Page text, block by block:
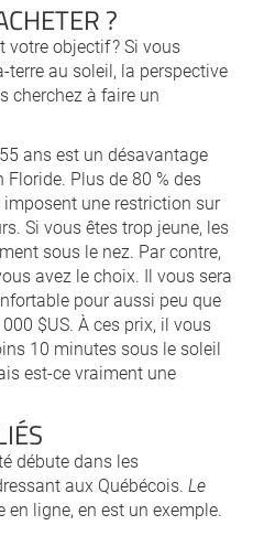
?
votre objectif ? Si vous
au soleil, la perspective
cherchez à faire un
ans est un désavantage
Floride. Plus de 80 % des
une restriction sur
Si vous êtes trop jeune, les
sous le nez. Par contre,
avez le choix. Il vous sera
pour aussi peu que
$US. À ces prix, il vous
10 minutes sous le soleil
est-ce vraiment une
débute dans les
aux Québécois. Le
en ligne, en est un exemple.